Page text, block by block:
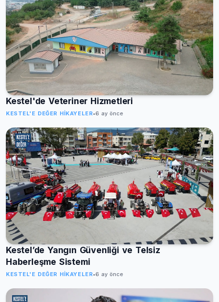
Kestel'de Veteriner Hizmetleri
KESTEL'E DEĞER HIKAYELER•6 ay önce
Kestel’de Yangın Güvenliği ve Telsiz
Haberleşme Sistemi
KESTEL'E DEĞER HIKAYELER•6 ay önce